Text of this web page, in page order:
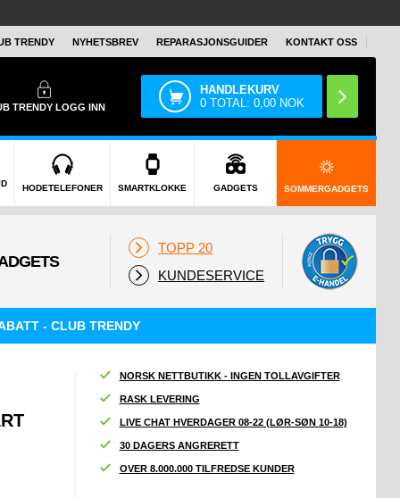
TRENDY NYHETSBREV REPARASJONSGUIDER KONTAKT OSS
TRENDYLOGG INN
HANDLEKURV
0 TOTAL:0,00 NOK
HODETELEFONER SMARTKLOKKE GADGETS SOMMERGADGETS
TOPP 20
KUNDESERVICE
- CLUB TRENDY
NORSK NETTBUTIKK - INGEN TOLLAVGIFTER
RASK LEVERING
LIVE CHAT HVERDAGER 08-22 (LØR-SØN 10-18)
30 DAGERS ANGRERETT
OVER 8.000.000 TILFREDSE KUNDER